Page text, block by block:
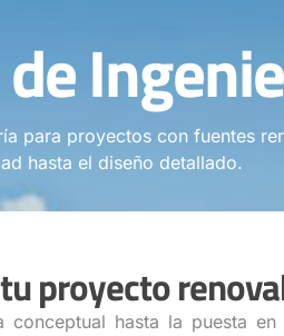
para proyectos con fuentes
hasta el diseño detallado.
proyecto
hasta la puesta